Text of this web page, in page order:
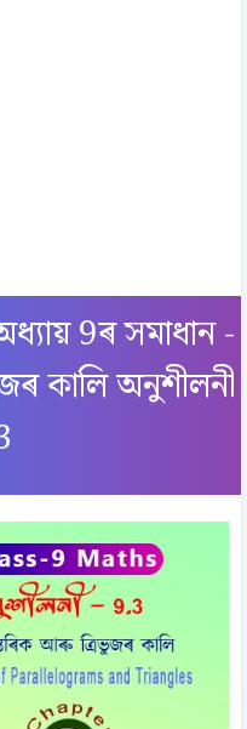
9ৰ সমাধান -
কালি অনুশীলনী